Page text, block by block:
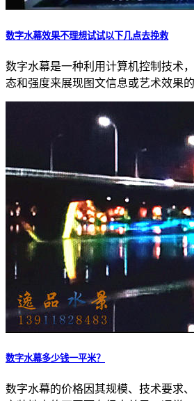
数字水幕效果不理想试试以下几点去挽救
数字水幕是一种利用计算机控制技术
态和强度来展现图文信息或艺术效果的
数字水幕多少钱一平米？
数字水幕的价格因其规模、技术要求